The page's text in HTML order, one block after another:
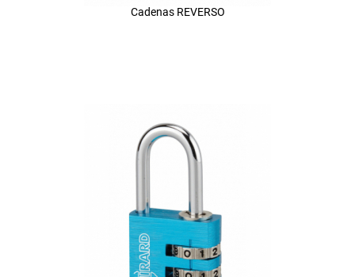
Cadenas REVERSO